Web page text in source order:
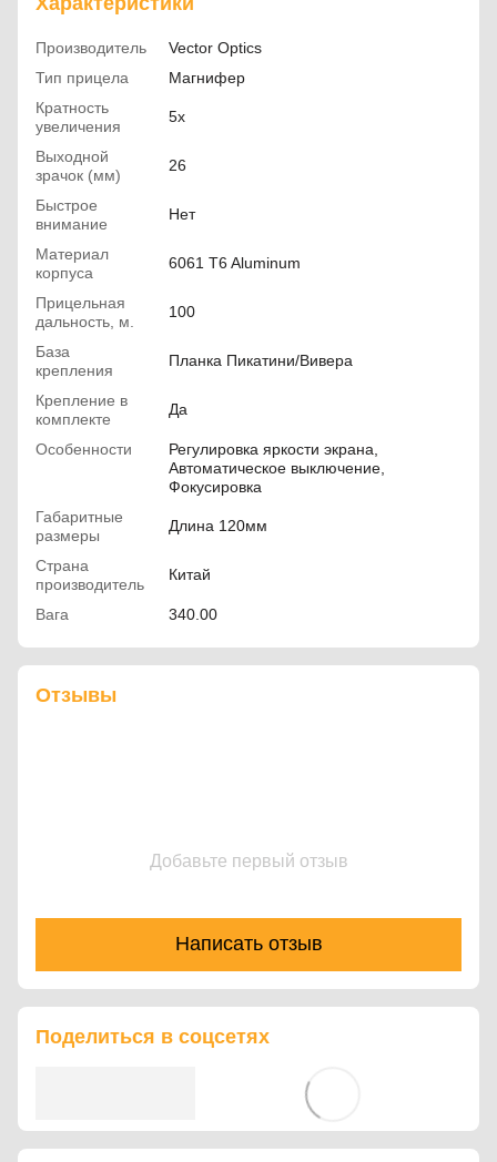
Производитель
Vector Optics
Тип прицела
Магнифер
Кратность
увеличения
5х
Выходной
зрачок (мм)
26
Быстрое
внимание
Нет
Материал
корпуса
6061 T6 Aluminum
Прицельная
дальность, м.
100
База
крепления
Планка Пикатини/Вивера
Крепление в
комплекте
Да
Особенности
Регулировка яркости экрана,
Автоматическое выключение,
Фокусировка
Габаритные
размеры
Длина 120мм
Страна
производитель
Китай
Вага 340.00
Отзывы
Добавьте первый отзыв
Написать отзыв
Поделиться в соцсетях